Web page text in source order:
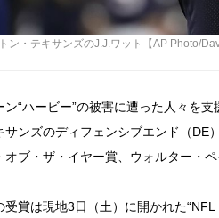
ン・テキサンズのJ.J.ワット【AP Photo/
ン“ハービー”の被害に遭った人々を
サンズのディフェンシブエンド（DE
オブ・ザ・イヤー賞、ウォルター・ペ
受賞は現地3日（土）に開かれた